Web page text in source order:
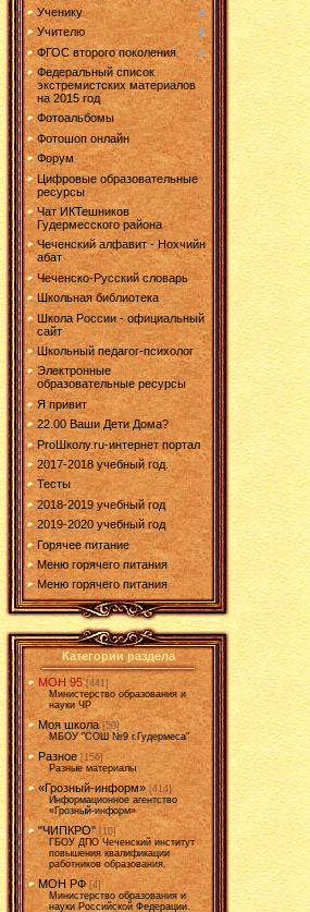
Ученику
Учителю
ФГОС второго поколения
Федеральный список
экстремистских материалов
на 2015 год
Фотоальбомы
Фотошоп онлайн
Форум
Цифровые образовательные
ресурсы
Чат ИКТешников
Гудермесского района
Чеченский алфавит - Нохчийн
абат
Чеченско-Русский словарь
Школьная библиотека
Школа России - официальный
сайт
Школьный педагог-психолог
Электронные
образовательные ресурсы
Я привит
22.00 Ваши Дети Дома?
ProШколу.ru-интернет портал
2017-2018 учебный год.
Тесты
2018-2019 учебный год
2019-2020 учебный год
Горячее питание
Меню горячего питания
Меню горячего питания
Категории раздела
МОН 95 [441]
Министерство образования и
науки ЧР
Моя школа [50]
МБОУ "СОШ №9 г.Гудермеса"
Разное [156]
Разные материалы
«Грозный-информ» [414]
Информационное агентство
«Грозный-информ»
"ЧИПКРО" [10]
ГБОУ ДПО Чеченский институт
повышения квалификации
работников образования.
МОН РФ [4]
Министерство образования и
науки Российской Федерации.